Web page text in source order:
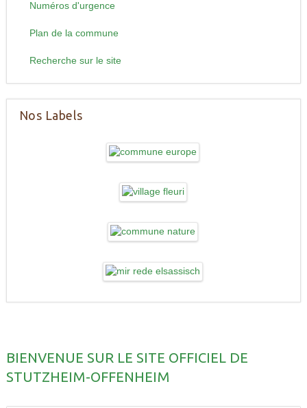
Numéros d'urgence
Plan de la commune
Recherche sur le site
Nos Labels
BIENVENUE SUR LE SITE OFFICIEL DE
STUTZHEIM-OFFENHEIM